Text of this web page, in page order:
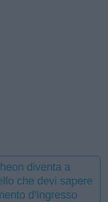
diventa a
che devi sapere
d’ingresso